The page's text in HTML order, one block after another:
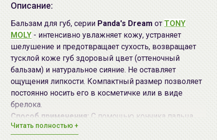
Описание:
Бальзам для губ, серии Panda's Dream от TONY
MOLY - интенсивно увлажняет кожу, устраняет
шелушение и предотвращает сухость, возвращает
тусклой коже губ здоровый цвет (оттеночный
бальзам) и натуральное сияние. Не оставляет
ощущения липкости. Компактный размер позволяет
постоянно носить его в косметичке или в виде
брелока.
Способ применения: С помощью кончика пальца
иликистинанесите небольшое количество бальзама
Читать полностью +